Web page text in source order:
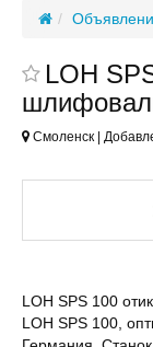
LOH
Смоленск |
LOH SPS 100
LOH SPS 100,